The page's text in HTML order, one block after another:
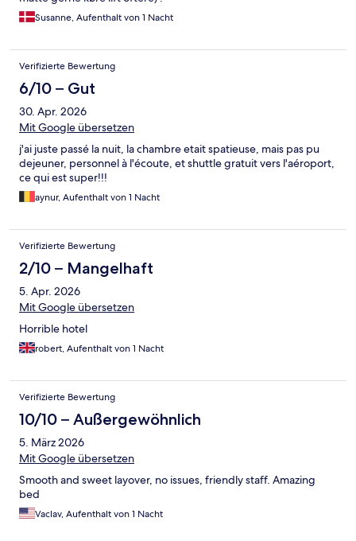
Susanne, Aufenthalt von 1 Nacht
Verifizierte Bewertung
6/10 – Gut
30. Apr. 2026
Mit Google übersetzen
j'ai juste passé la nuit, la chambre etait spatieuse, mais pas pu
dejeuner, personnel à l'écoute, et shuttle gratuit vers l'aéroport,
ce qui est super!!!
aynur, Aufenthalt von 1 Nacht
Verifizierte Bewertung
2/10 – Mangelhaft
5. Apr. 2026
Mit Google übersetzen
Horrible hotel
robert, Aufenthalt von 1 Nacht
Verifizierte Bewertung
10/10 – Außergewöhnlich
5. März 2026
Mit Google übersetzen
Smooth and sweet layover, no issues, friendly staff. Amazing
bed
Vaclav, Aufenthalt von 1 Nacht